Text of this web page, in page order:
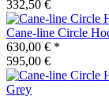
332,50 €
Cane-line Circle
630,00 € *
595,00 €